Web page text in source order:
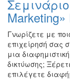
Ζωγραφική
Τραγούδι
Μουσική
Γνωρίζετε με
επιχείρησή σας
μια
δικτύωσης;
επιλέγετε